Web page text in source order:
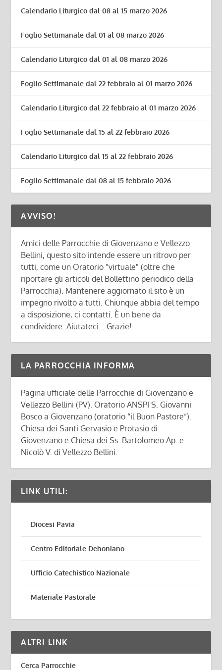
Calendario Liturgico dal 08 al 15 marzo 2026
Foglio Settimanale dal 01 al 08 marzo 2026
Calendario Liturgico dal 01 al 08 marzo 2026
Foglio Settimanale dal 22 febbraio al 01 marzo 2026
Calendario Liturgico dal 22 febbraio al 01 marzo 2026
Foglio Settimanale dal 15 al 22 febbraio 2026
Calendario Liturgico dal 15 al 22 febbraio 2026
Foglio Settimanale dal 08 al 15 febbraio 2026
AVVISO!
Amici delle Parrocchie di Giovenzano e Vellezzo
Bellini, questo sito intende essere un ritrovo per
tutti, come un Oratorio "virtuale" (oltre che
riportare gli articoli del Bollettino periodico della
Parrocchia). Mantenere aggiornato il sito è un
impegno rivolto a tutti. Chiunque abbia del tempo
a disposizione, ci contatti. È un bene da
condividere. Aiutateci... Grazie!
LA PARROCCHIA INFORMA
Pagina ufficiale delle Parrocchie di Giovenzano e
Vellezzo Bellini (PV). Oratorio ANSPI S. Giovanni
Bosco a Giovenzano (oratorio “il Buon Pastore”).
Chiesa dei Santi Gervasio e Protasio di
Giovenzano e Chiesa dei Ss. Bartolomeo Ap. e
Nicolò V. di Vellezzo Bellini.
LINK UTILI:
Diocesi Pavia
Centro Editoriale Dehoniano
Ufficio Catechistico Nazionale
Materiale Pastorale
ALTRI LINK
Cerca Parrocchie